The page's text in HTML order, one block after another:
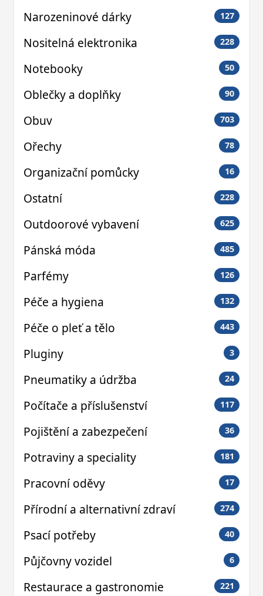
Narozeninové dárky 127
Nositelná elektronika 228
Notebooky 50
Oblečky a doplňky 90
Obuv 703
Ořechy 78
Organizační pomůcky 16
Ostatní 228
Outdoorové vybavení 625
Pánská móda 485
Parfémy 126
Péče a hygiena 132
Péče o pleť a tělo 443
Pluginy 3
Pneumatiky a údržba 24
Počítače a příslušenství 117
Pojištění a zabezpečení 36
Potraviny a speciality 181
Pracovní oděvy 17
Přírodní a alternativní zdraví 274
Psací potřeby 40
Půjčovny vozidel 6
Restaurace a gastronomie 221